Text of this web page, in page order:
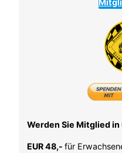
Werden Sie Mitglied
EUR 48,- für